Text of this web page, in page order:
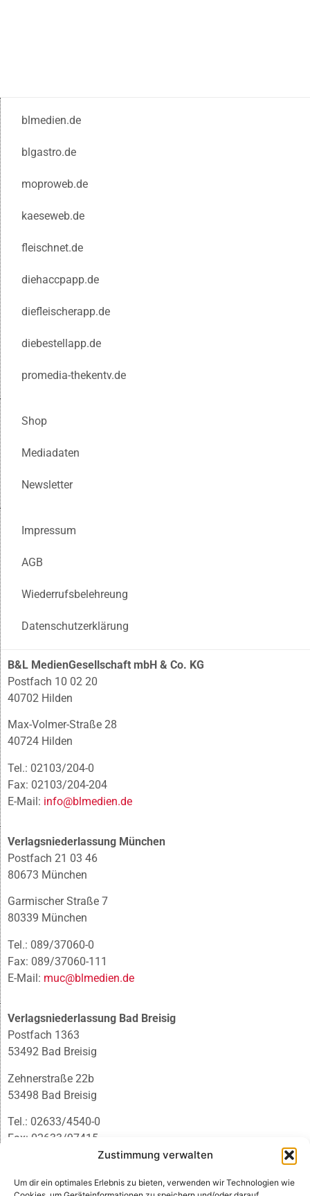
Zustimmung verwalten
Um dir ein optimales Erlebnis zu bieten, verwenden wir Technologien wie
blmedien.de
blgastro.de
moproweb.de
kaeseweb.de
fleischnet.de
diehaccpapp.de
diefleischerapp.de
diebestellapp.de
promedia-thekentv.de
Shop
Mediadaten
Newsletter
Impressum
AGB
Wiederrufsbelehreung
Datenschutzerklärung
B&L MedienGesellschaft mbH & Co. KG
Postfach 10 02 20
40702 Hilden
Max-Volmer-Straße 28
40724 Hilden
Tel.: 02103/204-0
Fax: 02103/204-204
E-Mail: info@blmedien.de
Verlagsniederlassung München
Postfach 21 03 46
80673 München
Garmischer Straße 7
80339 München
Tel.: 089/37060-0
Fax: 089/37060-111
E-Mail: muc@blmedien.de
Verlagsniederlassung Bad Breisig
Postfach 1363
53492 Bad Breisig
Zehnerstraße 22b
53498 Bad Breisig
Tel.: 02633/4540-0
Fax: 02633/97415
infobb@blmedien.de